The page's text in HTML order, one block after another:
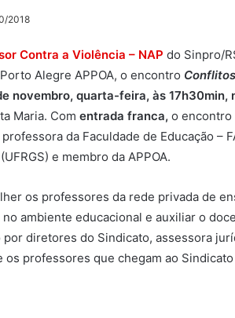
2018
Contra a Violência – NAP do Sinpro/
Alegre APPOA, o encontro
novembro, quarta-feira, às 17h30min,
Maria. Com entrada franca, o encontro
da Faculdade de Educação –
e membro da APPOA.
os professores da rede privada de
ambiente educacional e auxiliar o
diretores do Sindicato, assessora
professores que chegam ao